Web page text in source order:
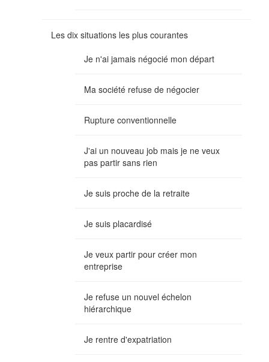
Les dix situations les plus courantes
Je n'ai jamais négocié mon départ
Ma société refuse de négocier
Rupture conventionnelle
J'ai un nouveau job mais je ne veux
pas partir sans rien
Je suis proche de la retraite
Je suis placardisé
Je veux partir pour créer mon
entreprise
Je refuse un nouvel échelon
hiérarchique
Je rentre d'expatriation